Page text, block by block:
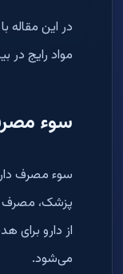
در این
مواد رایج در
سوء
سوء مصرف
پزشک، مصرف
از دارو برای
می‌شود.